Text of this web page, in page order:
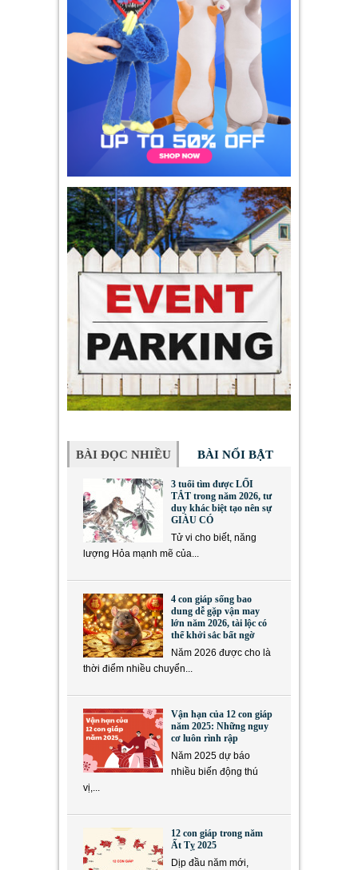
BÀI ĐỌC NHIỀU BÀI NỔI BẬT
3 tuổi tìm được LỐI
TẮT trong năm 2026, tư
duy khác biệt tạo nên sự
GIÀU CÓ
Tử vi cho biết, năng
lượng Hỏa mạnh mẽ của...
4 con giáp sống bao
dung dễ gặp vận may
lớn năm 2026, tài lộc có
thể khởi sắc bất ngờ
Năm 2026 được cho là
thời điểm nhiều chuyển...
Vận hạn của 12 con giáp
năm 2025: Những nguy
cơ luôn rình rập
Năm 2025 dự báo
nhiều biến động thú
vị,...
12 con giáp trong năm
Ất Tỵ 2025
Dịp đầu năm mới,